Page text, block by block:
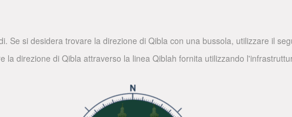
Se si desidera trovare la direzione di Qibla con una bussola, utilizzare il
la direzione di Qibla attraverso la linea Qiblah fornita utilizzando